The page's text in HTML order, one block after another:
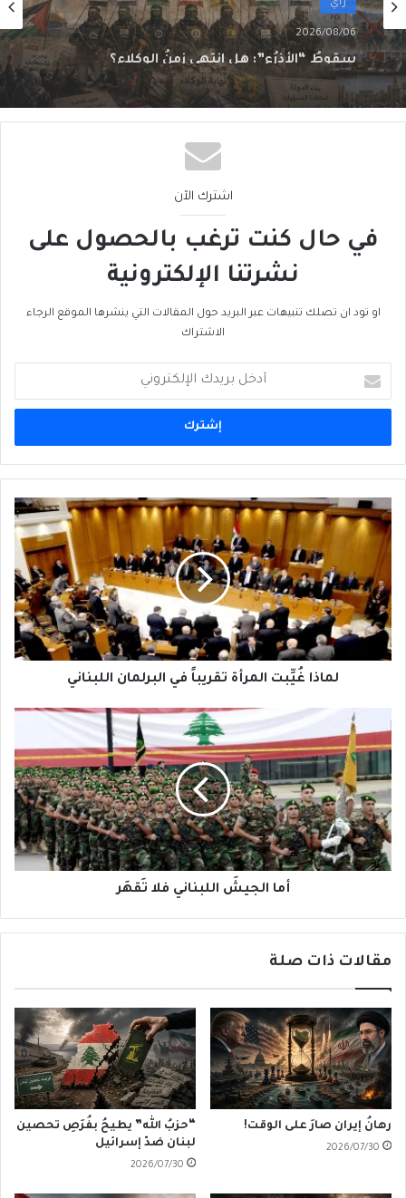
2026/08/04
هل الحُكمُ امتناع؟!
اشترك الآن
في حال كنت ترغب بالحصول على
نشرتنا الإلكترونية
او تود ان تصلك تنبيهات عبر البريد حول المقالات التي ينشرها الموقع الرجاء
الاشتراك
بريدك
الإلكتروني
لماذا
غُيِّبت
المرأة
تقريباً
في
البرلمان
اللبناني
لماذا غُيِّبت المرأة تقريباً في البرلمان اللبناني
الجيشَ
اللبناني
فلا
تَقهَر
أما الجيشَ اللبناني فلا تَقهَر
مقالات ذات صلة
رهانُ إيران صارَ على الوقت!
2026/07/30
“حزبُ الله” يطيحُ بفُرَصِ تحصين
لبنان ضدّ إسرائيل
2026/07/30